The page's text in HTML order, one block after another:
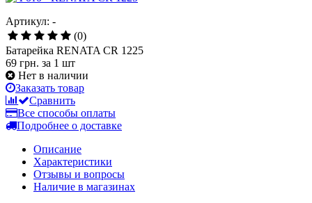
Артикул: -
(0)
Батарейка RENATA CR 1225
69 грн. за 1 шт
Нет в наличии
Заказать товар
Сравнить
Все способы оплаты
Подробнее о доставке
Описание
Характеристики
Отзывы и вопросы
Наличие в магазинах